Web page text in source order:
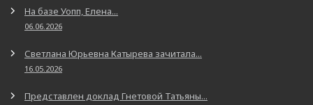
На базе Уопп, Елена...
06.06.2026
Светлана Юрьевна Катырева зачитала...
16.05.2026
Представлен доклад Гнетовой Татьяны...